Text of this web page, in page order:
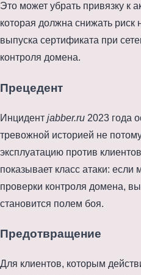
Это может убрать привязку к
которая должна снижать риск
выпуска сертификата при
контроля домена.
Прецедент
Инцидент jabber.ru 2023 года
тревожной историей не
эксплуатацию против
показывает класс атаки:
проверки контроля домена,
становится полем боя.
Предотвращение
Для клиентов, которым